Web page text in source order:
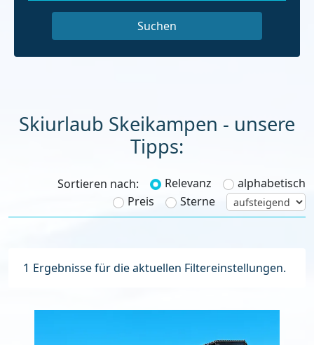
Skiurlaub Skeikampen - unsere
Tipps:
Sortieren nach: Relevanz
alphabetisch
Preis
Sterne
1 Ergebnisse für die aktuellen Filtereinstellungen.